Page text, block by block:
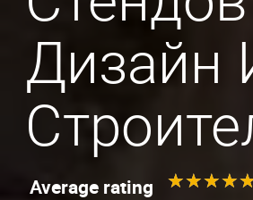
Дизайн
Average rating ★★★★
★★★★